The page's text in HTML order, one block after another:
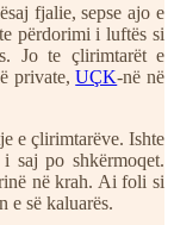
fjalie, sepse ajo e
përdorimi i luftës si
Jo te çlirimtarët e
private,UÇK-në në
e çlirimtarëve. Ishte
saj po shkërmoqet.
në krah. Ai foli si
e së kaluarës.